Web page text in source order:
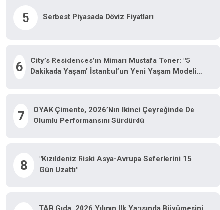
5 Serbest Piyasada Döviz Fiyatları
6
City’s Residences’ın Mimarı Mustafa Toner: "5
Dakikada Yaşam’ İstanbul’un Yeni Yaşam Modeli
7
OYAK Çimento, 2026’nın Ikinci Çeyreğinde De
Olumlu Performansını Sürdürdü
8
"Kızıldeniz Riski Asya-Avrupa Seferlerini 15
Gün Uzattı"
TAB Gıda, 2026 Yılının Ilk Yarısında Büyümesini